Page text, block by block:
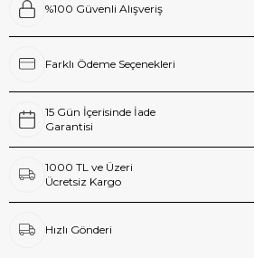
%100 Güvenli Alışveriş
Farklı Ödeme Seçenekleri
15 Gün İçerisinde İade
Garantisi
1000 TL ve Üzeri
Ücretsiz Kargo
Hızlı Gönderi